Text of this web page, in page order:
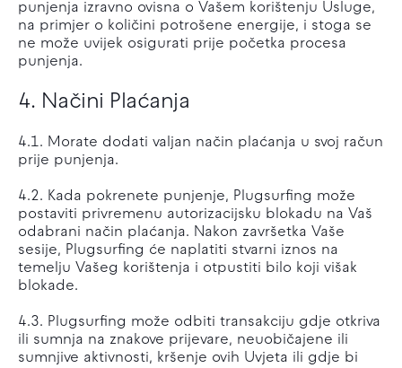
punjenja izravno ovisna o Vašem korištenju Usluge,
na primjer o količini potrošene energije, i stoga se
ne može uvijek osigurati prije početka procesa
punjenja.
4. Načini Plaćanja
4.1. Morate dodati valjan način plaćanja u svoj račun
prije punjenja.
4.2. Kada pokrenete punjenje, Plugsurfing može
postaviti privremenu autorizacijsku blokadu na Vaš
odabrani način plaćanja. Nakon završetka Vaše
sesije, Plugsurfing će naplatiti stvarni iznos na
temelju Vašeg korištenja i otpustiti bilo koji višak
blokade.
4.3. Plugsurfing može odbiti transakciju gdje otkriva
ili sumnja na znakove prijevare, neuobičajene ili
sumnjive aktivnosti, kršenje ovih Uvjeta ili gdje bi